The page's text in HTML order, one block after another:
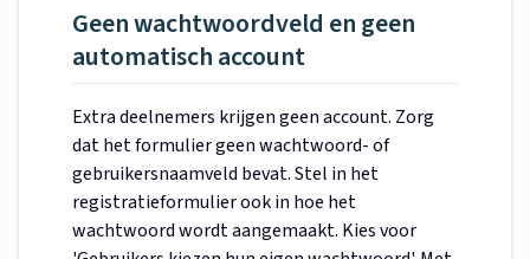
Geen wachtwoordveld en geen
automatisch account
Extra deelnemers krijgen geen account. Zorg
dat het formulier geen wachtwoord- of
gebruikersnaamveld bevat. Stel in het
registratieformulier ook in hoe het
wachtwoord wordt aangemaakt. Kies voor